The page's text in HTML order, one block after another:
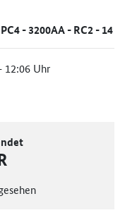
- 3200AA - RC2 - 14
12:06 Uhr